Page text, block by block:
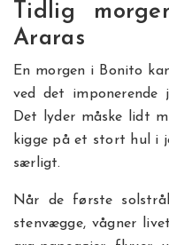
Tidlig
Araras
En morgen i Bonito
ved det imponerende
Det lyder måske lidt
kigge på et stort hul i
særligt.
Når de første
stenvægge, vågner